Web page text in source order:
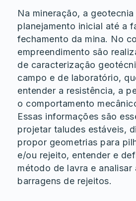
Na mineração, a
planejamento inicial até a
fechamento da mina. No
empreendimento são
de caracterização
campo e de laboratório,
entender a resistência, a
o comportamento
Essas informações são
projetar taludes estáveis,
propor geometrias para
e/ou rejeito, entender e
método de lavra e analisar
barragens de rejeitos.